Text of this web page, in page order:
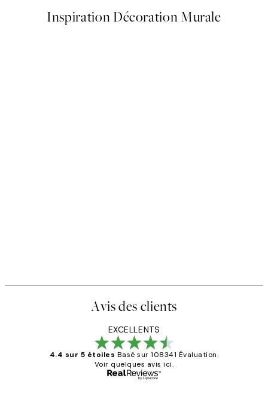
Inspiration Décoration Murale
Avis des clients
EXCELLENTS
4.4 sur 5 étoiles Basé sur 108341 Évaluation.
Voir quelques avis ici.